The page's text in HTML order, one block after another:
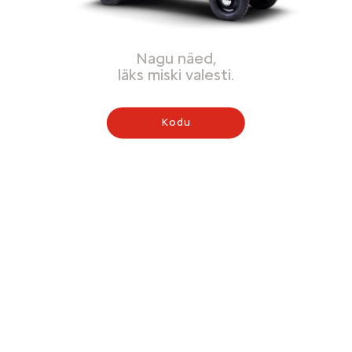
Nagu näed,
läks miski valesti.
Kodu